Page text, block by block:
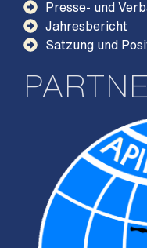
Presse- und
Jahresbericht
Satzung und